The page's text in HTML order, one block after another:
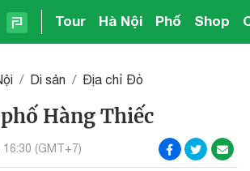
Tour Hà Nội Phố Shop
Di sản Địa chỉ Đỏ
Hàng Thiếc
(GMT+7)